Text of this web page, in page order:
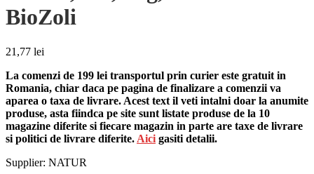
BioZoli
21,77 lei
La comenzi de 199 lei transportul prin curier este gratuit in
Romania, chiar daca pe pagina de finalizare a comenzii va
aparea o taxa de livrare. Acest text il veti intalni doar la anumite
produse, asta fiindca pe site sunt listate produse de la 10
magazine diferite si fiecare magazin in parte are taxe de livrare
si politici de livrare diferite. Aici gasiti detalii.
Supplier: NATUR